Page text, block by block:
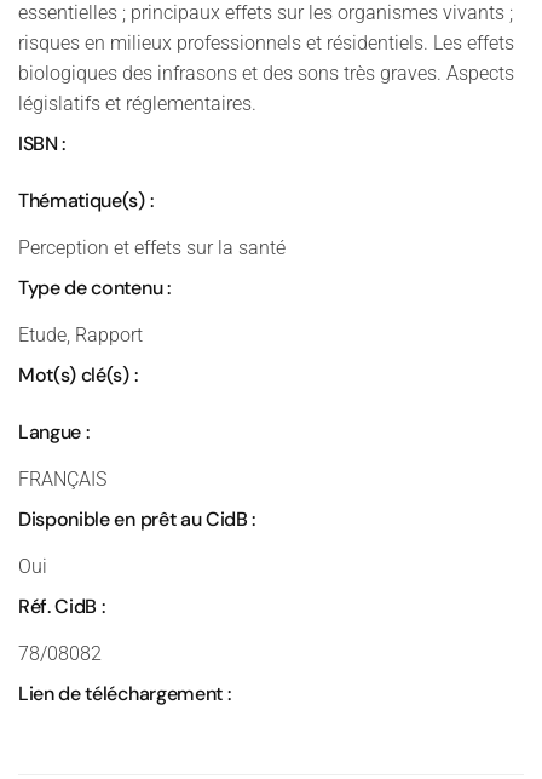
essentielles ; principaux effets sur les organismes vivants ;
risques en milieux professionnels et résidentiels. Les effets
biologiques des infrasons et des sons très graves. Aspects
législatifs et réglementaires.
ISBN :
Thématique(s) :
Perception et effets sur la santé
Type de contenu :
Etude, Rapport
Mot(s) clé(s) :
Langue :
FRANÇAIS
Disponible en prêt au CidB :
Oui
Réf. CidB :
78/08082
Lien de téléchargement :